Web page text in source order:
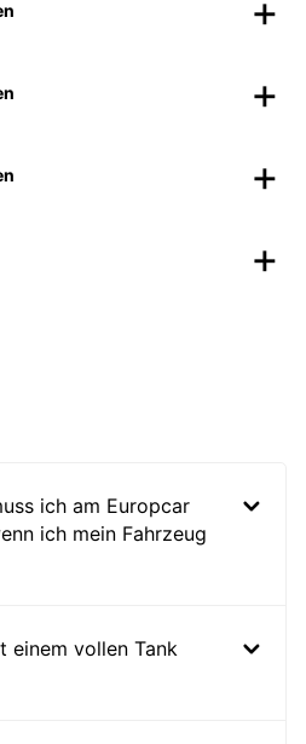
ich am Europcar
ich mein Fahrzeug
einem vollen Tank